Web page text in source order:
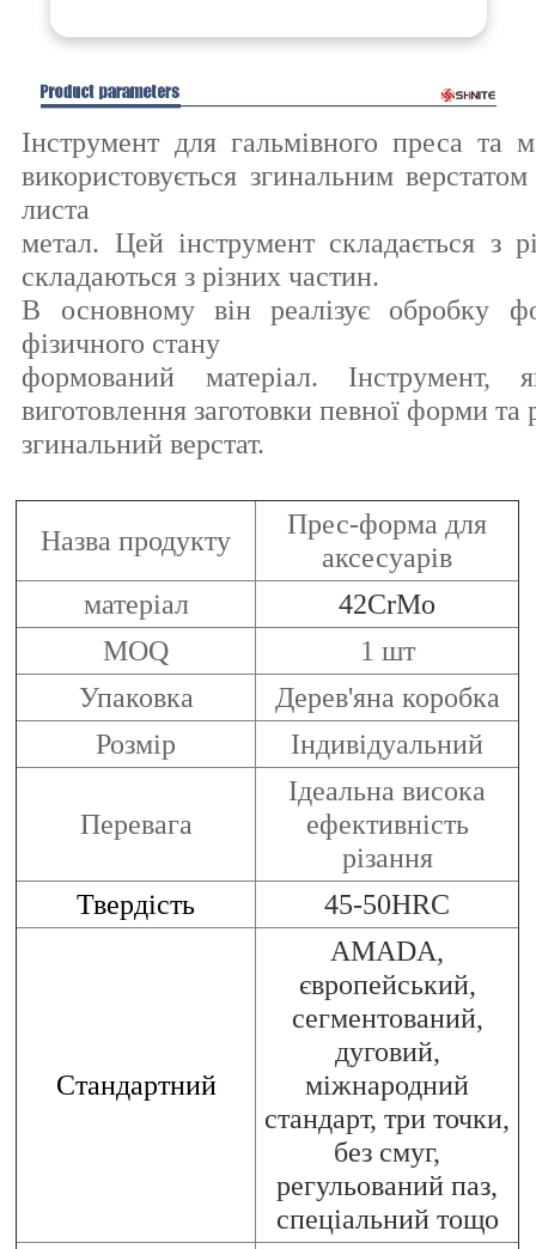
Інструмент для гальмівного преса та
використовується згинальним
листа
метал. Цей інструмент складається з
складаються з різних частин.
В основному він реалізує обробку
фізичного стану
формований матеріал. Інструмент,
виготовлення заготовки певної форми та
згинальний верстат.
Назва продукту
Прес-форма для
аксесуарів
матеріал
42CrMo
MOQ
1 шт
Упаковка
Дерев'яна коробка
Розмір
Індивідуальний
Перевага
Ідеальна висока
ефективність
різання
Твердість
45-50HRC
Стандартний
AMADA,
європейський,
сегментований,
дуговий,
міжнародний
стандарт, три точки,
без смуг,
регульований паз,
спеціальний тощо